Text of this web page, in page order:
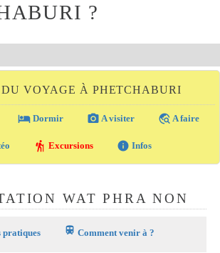
?
VOYAGE À PHETCHABURI
local_hotel Dormir photo_camera A visiter travel_explore A faire
hiking Excursions info Infos
WAT PHRA NON
pratiques train Comment venir à ?